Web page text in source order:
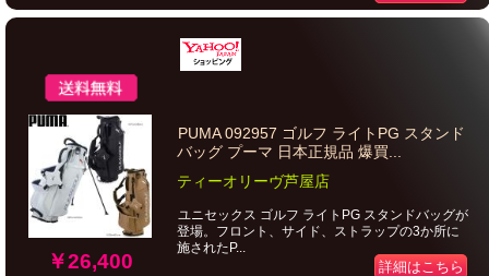
￥26,400
PUMA 092957 ゴルフ ライトPG スタンド
バッグ プーマ 日本正規品 爆買...
ティーオリーヴ芦屋店
ユニセックス ゴルフ ライトPG スタンドバッグが
登場。フロント、サイド、ストラップの3か所に
施されたP...
詳細はこちら